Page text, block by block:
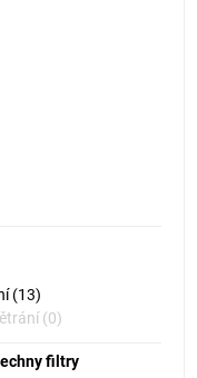
(13)
(0)
filtry